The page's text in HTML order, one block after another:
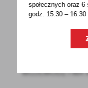
zabawa i
Miło nam
WOJEWÓDZTWA
społecznych oraz 6
godz. 15.30 –